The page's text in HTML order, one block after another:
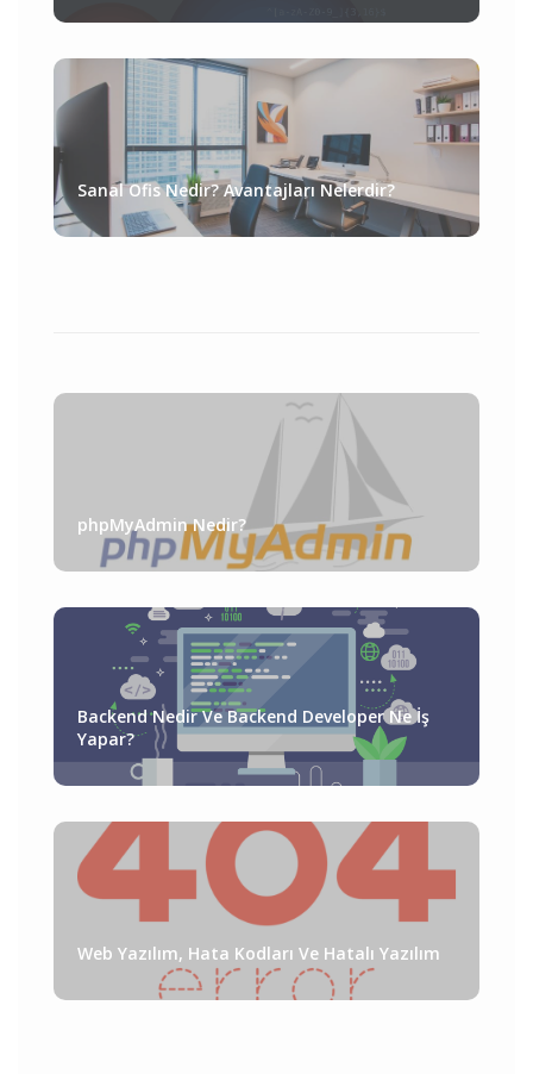
Sanal Ofis Nedir? Avantajları Nelerdir?
phpMyAdmin Nedir?
Backend Nedir Ve Backend Developer Ne İş
Yapar?
Web Yazılım, Hata Kodları Ve Hatalı Yazılım